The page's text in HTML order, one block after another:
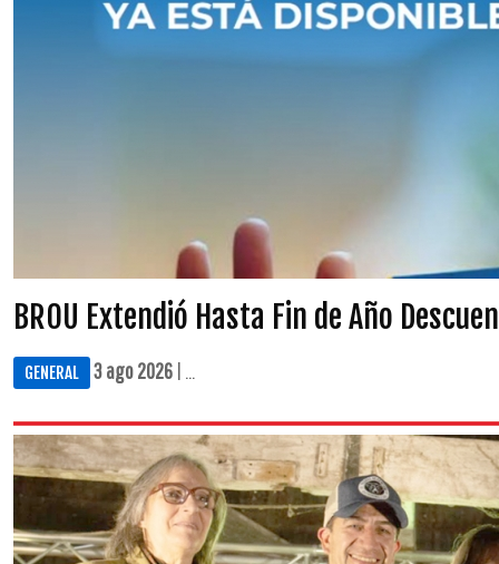
BROU Extendió Hasta Fin de Año
GENERAL 3 ago 2026 | ...